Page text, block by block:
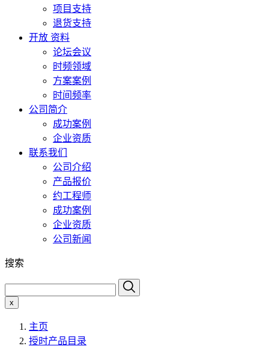
项目支持
退货支持
开放 资料
论坛会议
时频领域
方案案例
时间频率
公司简介
成功案例
企业资质
联系我们
公司介绍
产品报价
约工程师
成功案例
企业资质
公司新闻
搜索
x
主页
授时产品目录